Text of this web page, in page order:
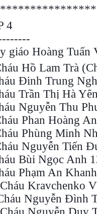
4
giáo Hoàng Tuấn
Hồ Lam Trà
Đinh Trung
Trần Thị Hà
Nguyễn Thu
Phan Hoàng
Phùng Minh
Nguyễn Tiến
Bùi Ngọc Anh
Phạm An
Kravchenko
Nguyễn Đình